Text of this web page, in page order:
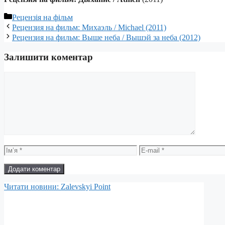
Категорії
Рецензія на фільм
Рецензия на фильм: Михаэль / Michael (2011)
Рецензия на фильм: Выше неба / Вышэй за неба (2012)
Залишити коментар
Ім’я
E-
mail
Читати новини: Zalevskyi Point